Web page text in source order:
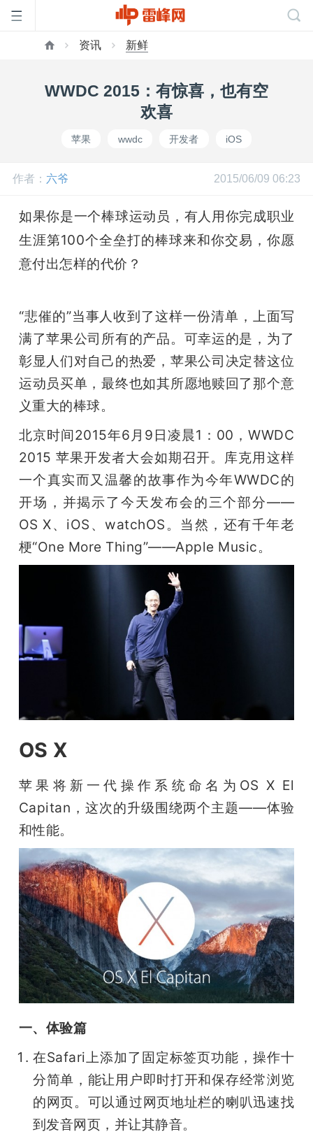
公
开
课
活
动
中
心
GAIR
题
资讯 新鲜
WWDC 2015：有惊喜，也有空
欢喜
苹果 wwdc 开发者 iOS
作者： 六爷 2015/06/09 06:23
如果你是一个棒球运动员，有人用你完成职业
生涯第100个全垒打的棒球来和你交易，你愿
意付出怎样的代价？
“悲催的”当事人收到了这样一份清单，上面写
满了苹果公司所有的产品。可幸运的是，为了
彰显人们对自己的热爱，苹果公司决定替这位
运动员买单，最终也如其所愿地赎回了那个意
义重大的棒球。
北京时间2015年6月9日凌晨1：00，WWDC
2015 苹果开发者大会如期召开。库克用这样
一个真实而又温馨的故事作为今年WWDC的
开场，并揭示了今天发布会的三个部分——
OS X、iOS、watchOS。当然，还有千年老
梗“One More Thing”——Apple Music。
OS X
苹果将新一代操作系统命名为OS X El
Capitan，这次的升级围绕两个主题——体验
和性能。
一、体验篇
在Safari上添加了固定标签页功能，操作十
分简单，能让用户即时打开和保存经常浏览
的网页。可以通过网页地址栏的喇叭迅速找
到发音网页，并让其静音。